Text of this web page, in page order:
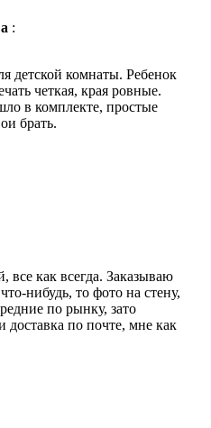
:
детской комнаты. Ребенок
четкая, края ровные.
в комплекте, простые
брать.
все как всегда. Заказываю
нибудь, то фото на стену,
по рынку, зато
доставка по почте, мне как